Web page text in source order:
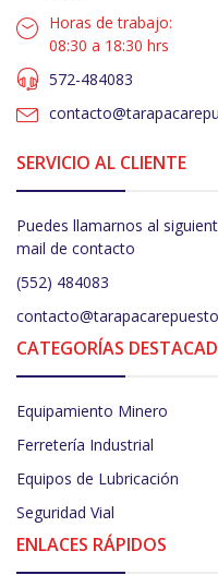
Horas de trabajo:
08:30 a 18:30 hrs
572-484083
SERVICIO AL CLIENTE
Puedes llamarnos al
mail de contacto
(552) 484083
CATEGORÍAS
Equipamiento Minero
Ferretería Industrial
Equipos de Lubricación
Seguridad Vial
ENLACES RÁPIDOS